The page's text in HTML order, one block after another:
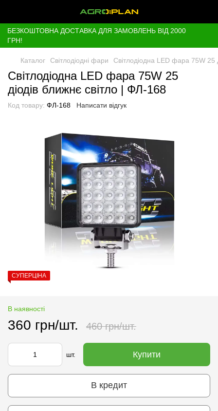
БЕЗКОШТОВНА ДОСТАВКА ДЛЯ ЗАМОВЛЕНЬ ВІД 2000
ГРН!
Каталог Світлодіодні фари Світлодіодна LED фара 75W 25
Світлодіодна LED фара 75W 25
діодів ближнє світло | ФЛ-168
Код товару: ФЛ-168 Написати відгук
СУПЕРЦІНА
В наявності
360 грн/шт. 460 грн/шт.
шт. Купити
В кредит